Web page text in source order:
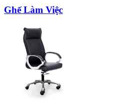
Ghế Làm Việc